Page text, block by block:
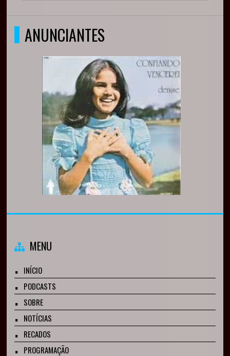
ANUNCIANTES
MENU
INÍCIO
PODCASTS
SOBRE
NOTÍCIAS
RECADOS
PROGRAMAÇÃO